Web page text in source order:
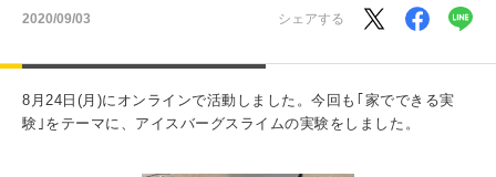
研究・産学連携
2020/09/03 シェアする
8月24日(月)にオンラインで活動しました。今回も｢家でできる実
験｣をテーマに、アイスバーグスライムの実験をしました。